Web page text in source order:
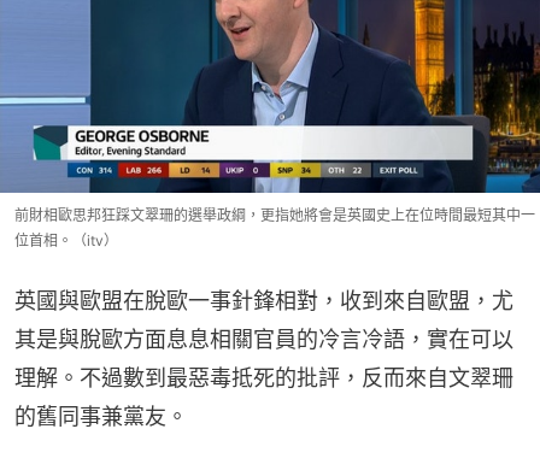
前財相歐思邦狂踩文翠珊的選舉政綱，更指她將會是英國史上在位時間最短其中一
位首相。（itv）
英國與歐盟在脫歐一事針鋒相對，收到來自歐盟，尤
其是與脫歐方面息息相關官員的冷言冷語，實在可以
理解。不過數到最惡毒抵死的批評，反而來自文翠珊
的舊同事兼黨友。